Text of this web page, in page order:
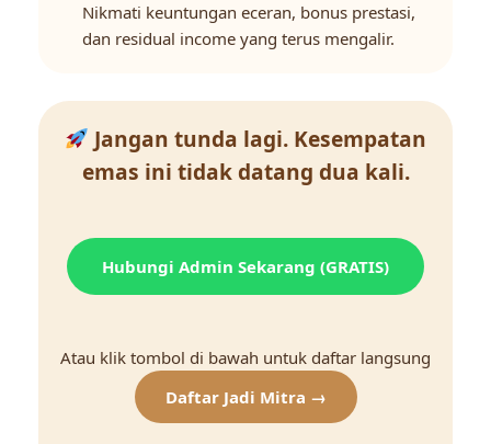
Nikmati keuntungan eceran, bonus prestasi,
dan residual income yang terus mengalir.
Jangan tunda lagi. Kesempatan
emas ini tidak datang dua kali.
Hubungi Admin Sekarang (GRATIS)
Atau klik tombol di bawah untuk daftar langsung
Daftar Jadi Mitra →